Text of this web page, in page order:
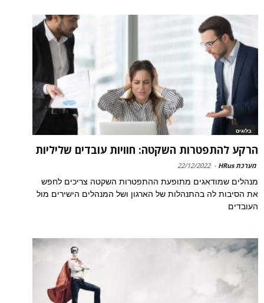
בלוגים
הרקע להתפטרות השקטה: חוויות עובדים שליליות
מערכת HRus -
22/12/2022
מנהלים שמודאגים מתופעת ההתפטרות השקטה צריכים לחפש
את הסיבות לה בהתנהלות של הארגון ושל המנהלים הישירים מול
העובדים